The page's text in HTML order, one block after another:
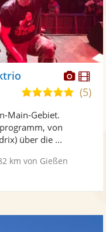
5,0(5)
Main-Gebiet.
von
über die ...
km von Gießen